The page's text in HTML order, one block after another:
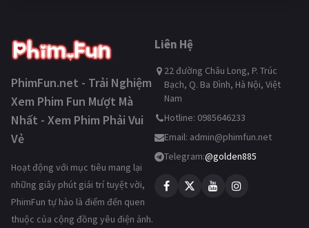
PhimFun.net - Trải Nghiệm
Xem Phim Fun Mượt Mà
Nhất - Xem Phim Phải Vui
Vẻ
Hoạt động với mục tiêu mang lại
những giây phút giải trí tuyệt vời,
PhimFun tự hào là điểm đến quen
thuộc của cộng đồng yêu điện ảnh.
Liên Hệ
22 đường Châu Long, P. Trúc
Bạch, Q. Ba Đình, Hà Nội, Việt
Nam
Hotline: 0985646233
Email: admin@phimfun.net
Telegram:@golden885